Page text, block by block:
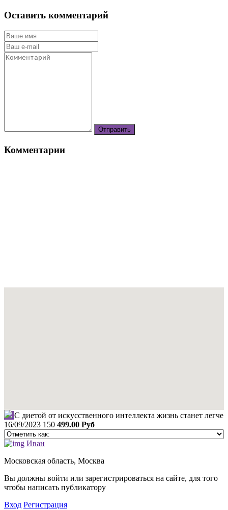
Оставить комментарий
Комментарии
С диетой от искусственного интеллекта жизнь станет легче
16/09/2023 150 499.00 Руб
Иван
Московская область, Москва
Вы должны войти или зарегистрироваться на сайте, для того
чтобы написать публикатору
Вход Регистрация